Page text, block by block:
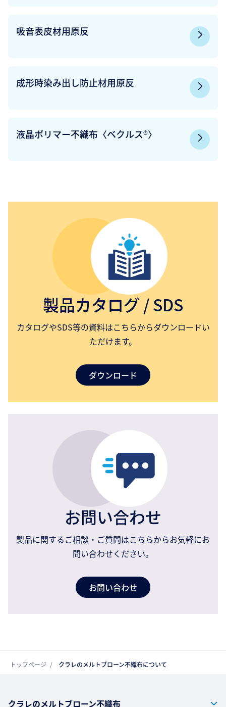
吸音表皮材用原反
成形時染み出し防止材用原反
液晶ポリマー不織布〈ベクルス®〉
製品カタログ / SDS
カタログやSDS等の資料はこちらからダウンロードい
ただけます。
ダウンロード
お問い合わせ
製品に関するご相談・ご質問はこちらからお気軽にお
問い合わせください。
お問い合わせ
トップページ クラレのメルトブローン不織布について
クラレのメルトブローン不織布